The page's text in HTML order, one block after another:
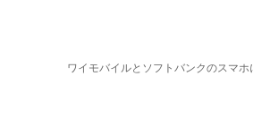
ワイモバイルとソフトバンクのスマホ